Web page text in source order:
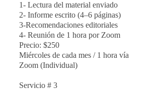
1- Lectura del material enviado
2- Informe escrito (4–6 páginas)
3-Recomendaciones editoriales
4- Reunión de 1 hora por Zoom
Precio: $250
Miércoles de cada mes / 1 hora vía
Zoom (Individual)
Servicio # 3